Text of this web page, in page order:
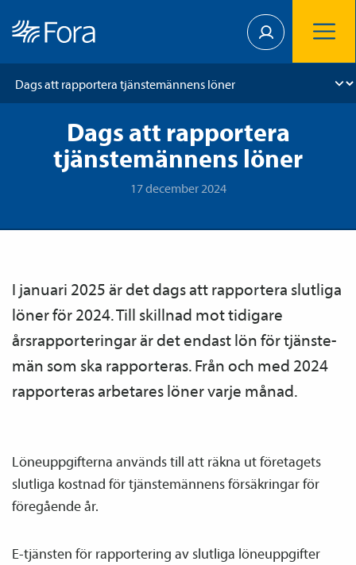
Dags att rapportera
tjänstemännens löner
17 december 2024
I januari 2025 är det dags att rapportera slutliga
löner för 2024. Till skillnad mot tidigare
årsrapporteringar är det endast lön för tjänste­
män som ska rapporteras. Från och med 2024
rapporteras arbetares löner varje månad.
Löneuppgifterna används till att räkna ut företagets
slutliga kostnad för tjänste­männens försäkringar för
föregående år.
E-tjänsten för rapportering av slutliga löneuppgifter